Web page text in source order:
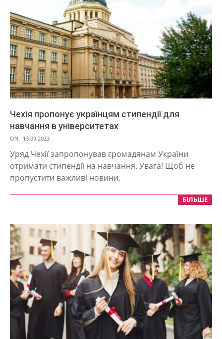
Чехія пропонує українцям стипендії для
навчання в університетах
2023-
09-
13
ON: 13.09.2023
Уряд Чехії запропонував громадянам України
отримати стипендії на навчання. Увага! Щоб не
пропустити важливі новини,
БІЛЬШЕ